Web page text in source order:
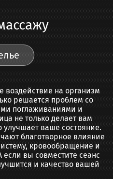
воздействие на организм
решается проблем со
поглаживаниями и
не только делает вам
улучшает ваше состояние.
благотворное влияние
кровообращение и
если вы совместите сеанс
и качество вашей